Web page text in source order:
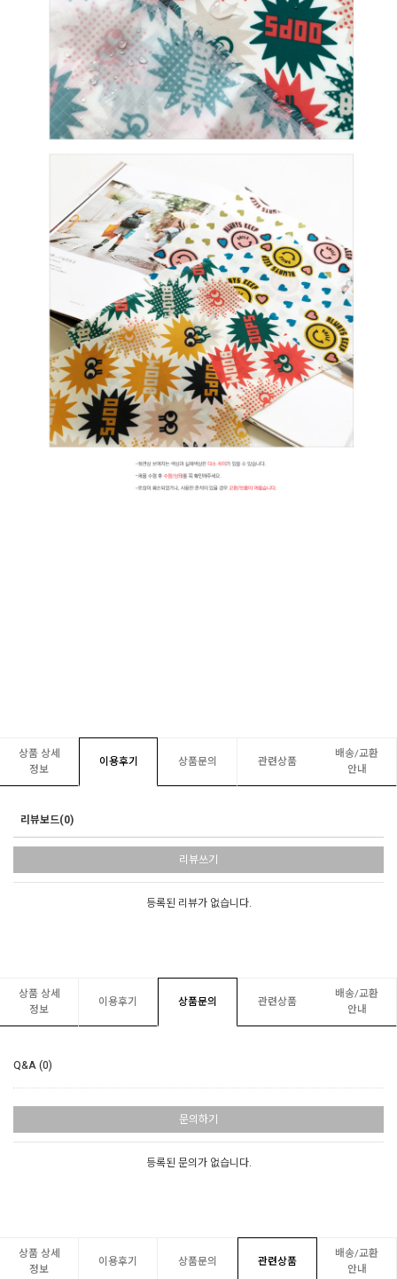
상품 상세
정보
이용후기 상품문의 관련상품
배송/교환
안내
리뷰보드(0)
리뷰쓰기
등록된 리뷰가 없습니다.
상품 상세
정보
이용후기 상품문의 관련상품
배송/교환
안내
Q&A (0)
문의하기
등록된 문의가 없습니다.
상품 상세
정보
이용후기 상품문의 관련상품
배송/교환
안내